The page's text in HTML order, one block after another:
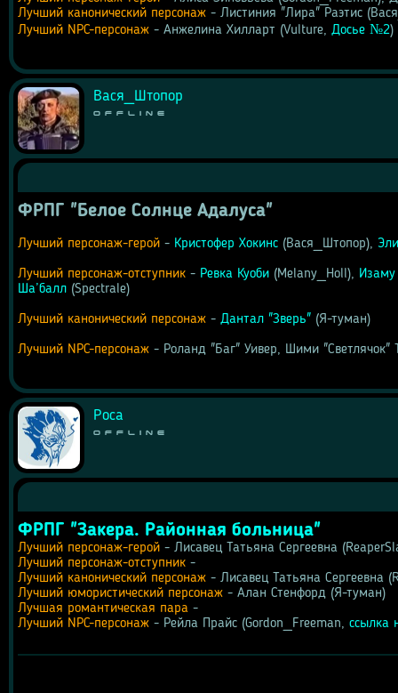
Лучший канонический персонаж - Листиния "Лира" Раэтис
Лучший NPC-персонаж - Анжелина Хилларт (Vulture, Досье №2)
Вася_Штопор
Offline
ФРПГ "Белое Солнце Адалуса"
Лучший персонаж-герой - Кристофер Хокинс (Вася_Штопор),
Лучший персонаж-отступник - Ревка Куоби (Melany_Holl),
Ша’балл (Spectrale)
Лучший канонический персонаж - Дантал "Зверь" (Я-туман)
Лучший NPC-персонаж - Роланд "Баг" Уивер, Шими "Светлячок"
Роса
Offline
ФРПГ "Закера. Районная больница"
Лучший персонаж-герой - Лисавец Татьяна Сергеевна
Лучший персонаж-отступник -
Лучший канонический персонаж - Лисавец Татьяна Сергеевна
Лучший юмористический персонаж - Алан Стенфорд (Я-туман)
Лучшая романтическая пара -
Лучший NPC-персонаж - Рейла Прайс (Gordon_Freeman, ссылка